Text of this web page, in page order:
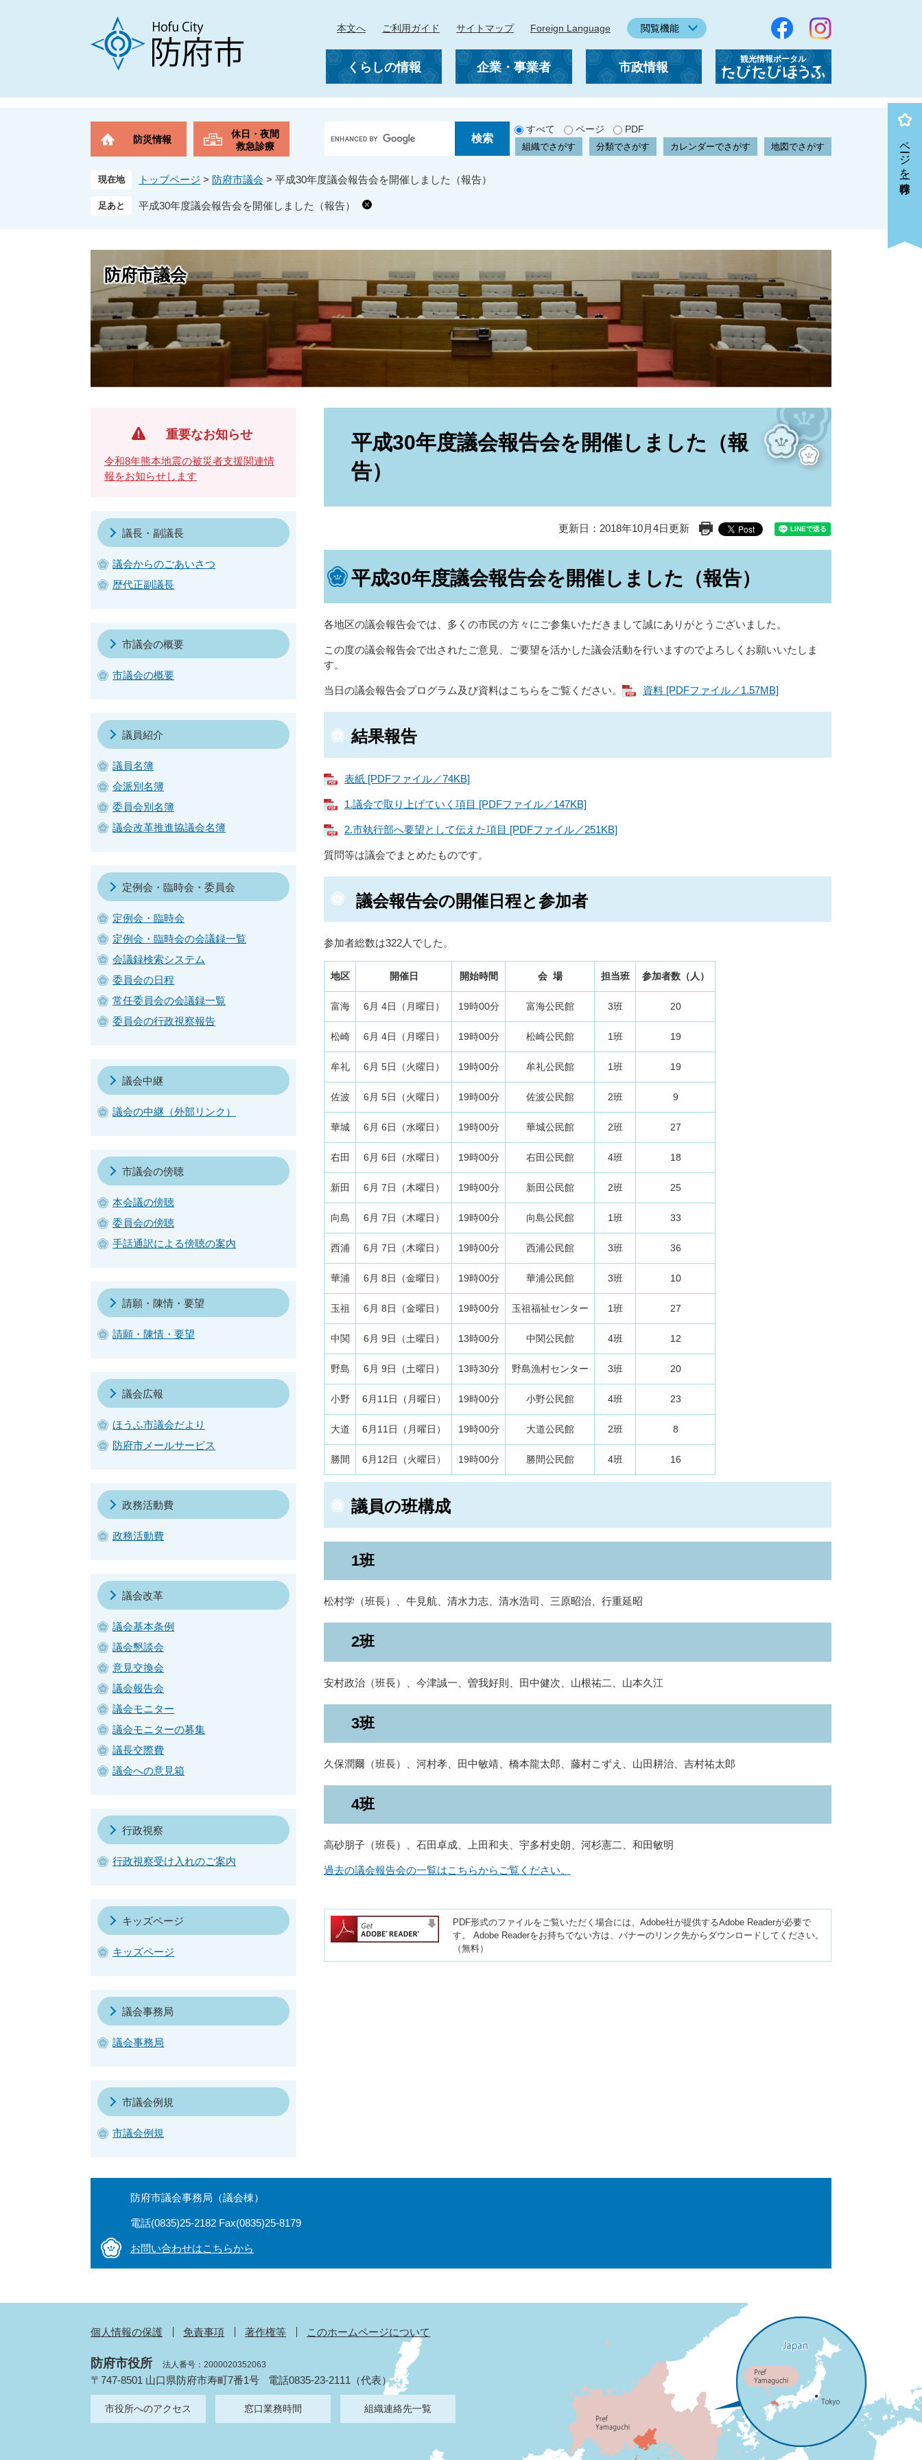
で
ば
本文へ ご利用ガイド サイトマップ Foreign Language 閲覧機能
くらしの情報 企業・事業者 市政情報
観光情報ポータル
「たびたびほうふ」
防災情報
休日・夜間
救急診療
g
l
e
すべて ページ PDF
組織でさがす 分類でさがす カレンダーでさがす 地図でさがす
現在地 トップページ > 防府市議会 > 平成30年度議会報告会を開催しました（報告）
平成30年度議会報告会を開催しました（報告）
防府市議会
平成30年度議会報告会を開催しました（報
告）
更新日：2018年10月4日更新 印刷ページ表示
平成30年度議会報告会を開催しました（報告）
各地区の議会報告会では、多くの市民の方々にご参集いただきまして誠にありがとうございました。
この度の議会報告会で出されたご意見、ご要望を活かした議会活動を行いますのでよろしくお願いいたしま
す。
当日の議会報告会プログラム及び資料はこちらをご覧ください。 資料 [PDFファイル／1.57MB]
結果報告
表紙 [PDFファイル／74KB]
1.議会で取り上げていく項目 [PDFファイル／147KB]
2.市執行部へ要望として伝えた項目 [PDFファイル／251KB]
質問等は議会でまとめたものです。
議会報告会の開催日程と参加者
参加者総数は322人でした。
地区 開催日 開始時間 会 場 担当班 参加者数（人）
富海 6月 4日（月曜日） 19時00分 富海公民館 3班 20
松崎 6月 4日（月曜日） 19時00分 松崎公民館 1班 19
牟礼 6月 5日（火曜日） 19時00分 牟礼公民館 1班 19
佐波 6月 5日（火曜日） 19時00分 佐波公民館 2班 9
華城 6月 6日（水曜日） 19時00分 華城公民館 2班 27
右田 6月 6日（水曜日） 19時00分 右田公民館 4班 18
新田 6月 7日（木曜日） 19時00分 新田公民館 2班 25
向島 6月 7日（木曜日） 19時00分 向島公民館 1班 33
西浦 6月 7日（木曜日） 19時00分 西浦公民館 3班 36
華浦 6月 8日（金曜日） 19時00分 華浦公民館 3班 10
玉祖 6月 8日（金曜日） 19時00分 玉祖福祉センター 1班 27
中関 6月 9日（土曜日） 13時00分 中関公民館 4班 12
野島 6月 9日（土曜日） 13時30分 野島漁村センター 3班 20
小野 6月11日（月曜日） 19時00分 小野公民館 4班 23
大道 6月11日（月曜日） 19時00分 大道公民館 2班 8
勝間 6月12日（火曜日） 19時00分 勝間公民館 4班 16
議員の班構成
1班
松村学（班長）、牛見航、清水力志、清水浩司、三原昭治、行重延昭
2班
安村政治（班長）、今津誠一、曽我好則、田中健次、山根祐二、山本久江
3班
久保潤爾（班長）、河村孝、田中敏靖、橋本龍太郎、藤村こずえ、山田耕治、吉村祐太郎
4班
高砂朋子（班長）、石田卓成、上田和夫、宇多村史朗、河杉憲二、和田敏明
過去の議会報告会の一覧はこちらからご覧ください。
PDF形式のファイルをご覧いただく場合には、Adobe社が提供するAdobe Readerが必要で
す。
Adobe Readerをお持ちでない方は、バナーのリンク先からダウンロードしてください。
（無料）
重要なお知らせ
令和8年熊本地震の被災者支援関連情
報をお知らせします
議長・副議長
議会からのごあいさつ
歴代正副議長
市議会の概要
市議会の概要
議員紹介
議員名簿
会派別名簿
委員会別名簿
議会改革推進協議会名簿
定例会・臨時会・委員会
定例会・臨時会
定例会・臨時会の会議録一覧
会議録検索システム
委員会の日程
常任委員会の会議録一覧
委員会の行政視察報告
議会中継
議会の中継（外部リンク）
市議会の傍聴
本会議の傍聴
委員会の傍聴
手話通訳による傍聴の案内
請願・陳情・要望
請願・陳情・要望
議会広報
ほうふ市議会だより
防府市メールサービス
政務活動費
政務活動費
議会改革
議会基本条例
議会懇談会
意見交換会
議会報告会
議会モニター
議会モニターの募集
議長交際費
議会への意見箱
行政視察
行政視察受け入れのご案内
キッズページ
キッズページ
議会事務局
議会事務局
市議会例規
市議会例規
防府市議会事務局（議会棟）
電話(0835)25-2182 Fax(0835)25-8179
お問い合わせはこちらから
個人情報の保護 免責事項 著作権等 このホームページについて
防府市役所 法人番号：2000020352063
〒747-8501 山口県防府市寿町7番1号 電話0835-23-2111（代表）
市役所へのアクセス 窓口業務時間 組織連絡先一覧
ページを一時保存